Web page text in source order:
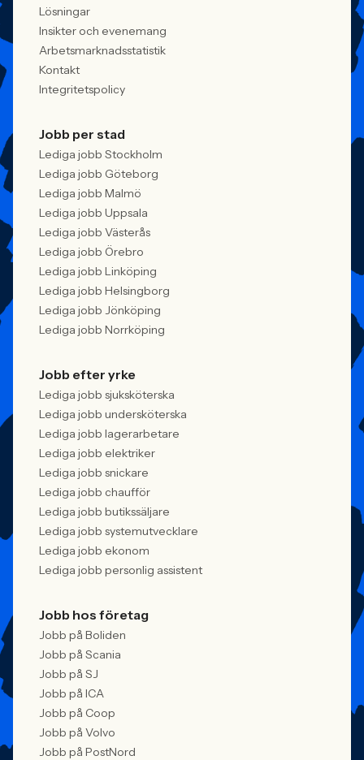
Lösningar
Insikter och evenemang
Arbetsmarknadsstatistik
Kontakt
Integritetspolicy
Jobb per stad
Lediga jobb Stockholm
Lediga jobb Göteborg
Lediga jobb Malmö
Lediga jobb Uppsala
Lediga jobb Västerås
Lediga jobb Örebro
Lediga jobb Linköping
Lediga jobb Helsingborg
Lediga jobb Jönköping
Lediga jobb Norrköping
Jobb efter yrke
Lediga jobb sjuksköterska
Lediga jobb undersköterska
Lediga jobb lagerarbetare
Lediga jobb elektriker
Lediga jobb snickare
Lediga jobb chaufför
Lediga jobb butikssäljare
Lediga jobb systemutvecklare
Lediga jobb ekonom
Lediga jobb personlig assistent
Jobb hos företag
Jobb på Boliden
Jobb på Scania
Jobb på SJ
Jobb på ICA
Jobb på Coop
Jobb på Volvo
Jobb på PostNord